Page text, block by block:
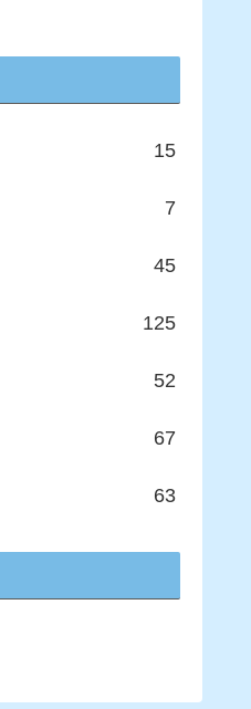
15
7
45
125
52
67
63